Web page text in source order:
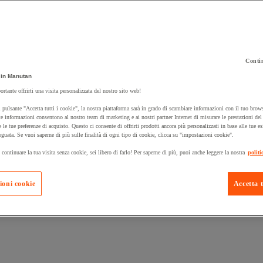
un prodotto:
Manutan Expert
Prodotti in
Manutan
offrirti una visita personalizzata del nostro sito web!
pulsante "Accetta tutti i cookie", la nostra piattaforma sarà in grado di scambiare informazioni con il tuo
informazioni consentono al nostro team di marketing e ai nostri partner Internet di misurare le prestazioni
le tue preferenze di acquisto. Questo ci consente di offrirti prodotti ancora più personalizzati in base alle tue
Se vuoi saperne di più sulle finalità di ogni tipo di cookie, clicca su "impostazioni cookie".
la tua visita senza cookie, sei libero di farlo! Per saperne di più, puoi anche leggere la nostra
Accetta
cookie